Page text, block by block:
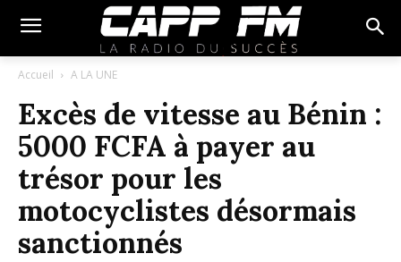
Accueil A LA UNE
Excès de vitesse au Bénin :
5000 FCFA à payer au
trésor pour les
motocyclistes désormais
sanctionnés